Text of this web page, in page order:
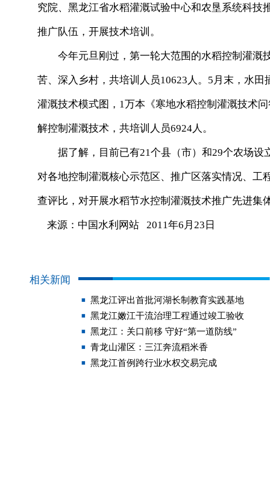
究院、黑龙江省水稻灌溉试验中心和农垦系统科
推广队伍，开展技术培训。
今年元旦刚过，第一轮大范围的水稻控制灌溉
苦、深入乡村，共培训人员10623人。5月末，水
灌溉技术模式图，1万本《寒地水稻控制灌溉技术
解控制灌溉技术，共培训人员6924人。
据了解，目前已有21个县（市）和29个农场设
对各地控制灌溉核心示范区、推广区落实情况、
查评比，对开展水稻节水控制灌溉技术推广先进
来源：中国水利网站 2011年6月23日
相关新闻
黑龙江评出首批河湖长制教育实践基地
黑龙江嫩江干流治理工程通过竣工验收
黑龙江：关口前移 守好“第一道防线”
青龙山灌区：三江奔流稻米香
黑龙江首例跨行业水权交易完成